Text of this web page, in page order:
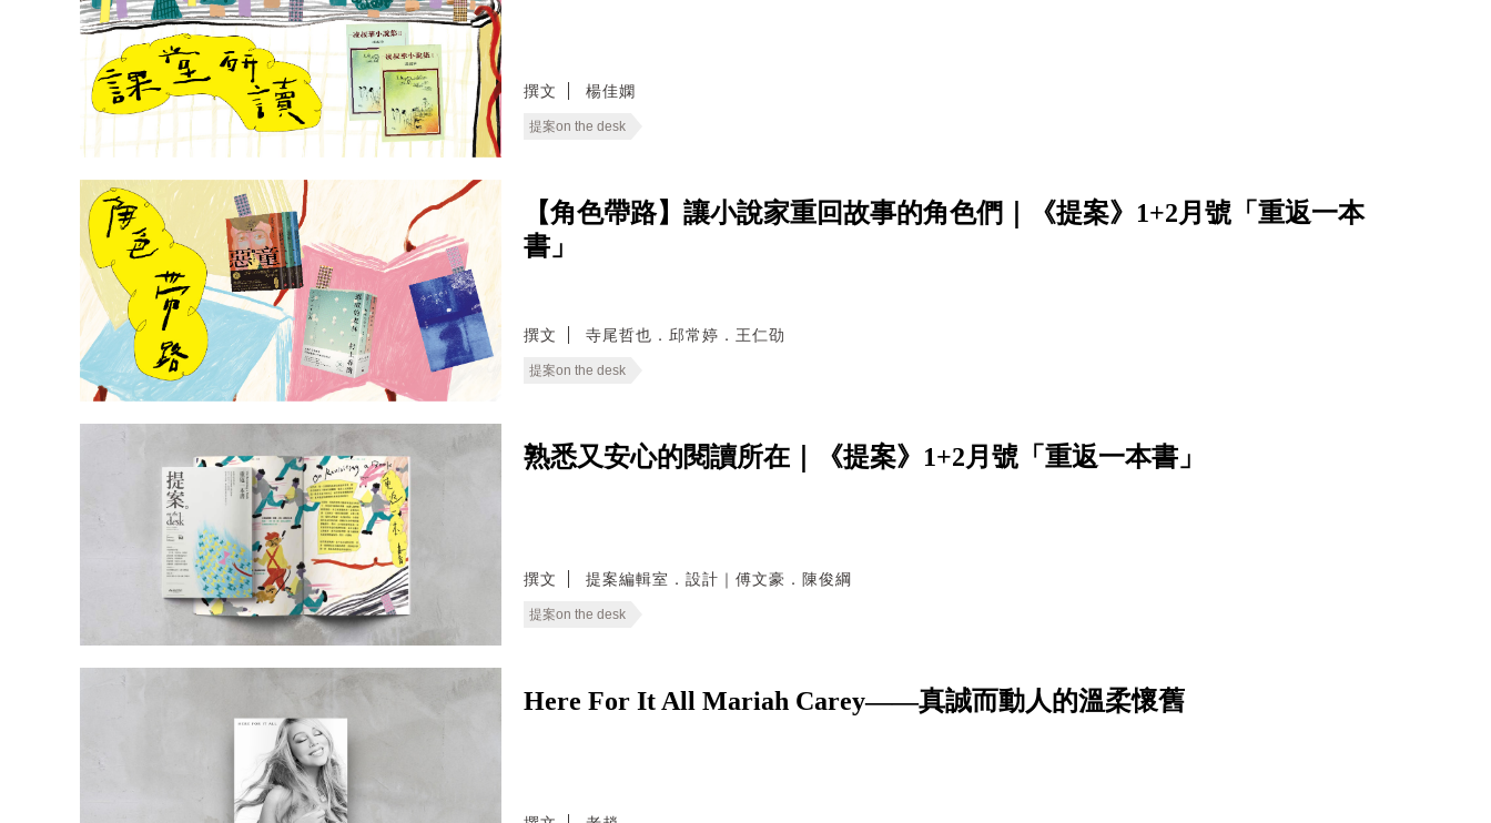
撰文 楊佳嫻
提案on the desk
【角色帶路】讓小說家重回故事的角色們｜《提案》1+2月號「重返一本
書」
撰文 寺尾哲也．邱常婷．王仁劭
提案on the desk
熟悉又安心的閱讀所在｜《提案》1+2月號「重返一本書」
撰文 提案編輯室．設計｜傅文豪．陳俊綱
提案on the desk
Here For It All Mariah Carey——真誠而動人的溫柔懷舊